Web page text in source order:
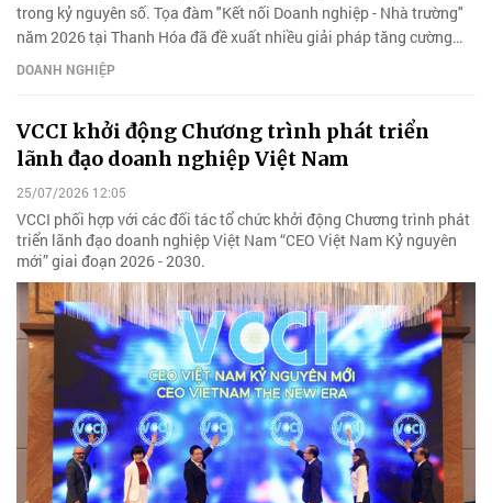
trong kỷ nguyên số. Tọa đàm "Kết nối Doanh nghiệp - Nhà trường"
năm 2026 tại Thanh Hóa đã đề xuất nhiều giải pháp tăng cường
liên kết đào tạo, đổi mới sáng tạo và khởi nghiệp.
DOANH NGHIỆP
VCCI khởi động Chương trình phát triển
lãnh đạo doanh nghiệp Việt Nam
25/07/2026 12:05
VCCI phối hợp với các đối tác tổ chức khởi động Chương trình phát
triển lãnh đạo doanh nghiệp Việt Nam “CEO Việt Nam Kỷ nguyên
mới” giai đoạn 2026 - 2030.